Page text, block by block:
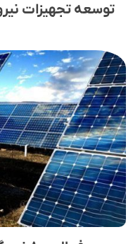
توسعه تجهیزات